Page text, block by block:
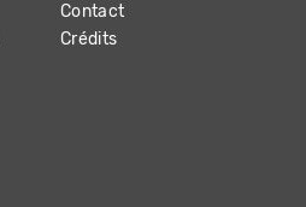
Contact
Crédits